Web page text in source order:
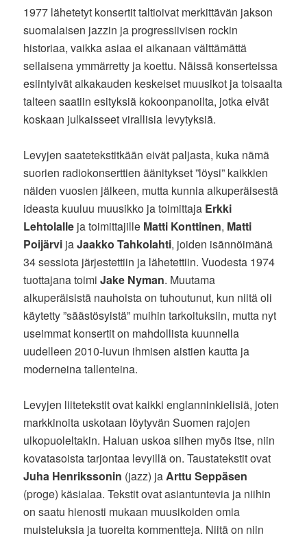
1977 lähetetyt konsertit taltioivat merkittävän jakson
suomalaisen jazzin ja progressiivisen rockin
historiaa, vaikka asiaa ei aikanaan välttämättä
sellaisena ymmärretty ja koettu. Näissä konserteissa
esiintyivät aikakauden keskeiset muusikot ja toisaalta
talteen saatiin esityksiä kokoonpanoilta, jotka eivät
koskaan julkaisseet virallisia levytyksiä.
Levyjen saatetekstitkään eivät paljasta, kuka nämä
suorien radiokonserttien äänitykset ”löysi” kaikkien
näiden vuosien jälkeen, mutta kunnia alkuperäisestä
ideasta kuuluu muusikko ja toimittaja Erkki
Lehtolalle ja toimittajille Matti Konttinen, Matti
Poijärvi jaJaakko Tahkolahti, joiden isännöimänä
34 sessiota järjestettiin ja lähetettiin. Vuodesta 1974
tuottajana toimiJake Nyman. Muutama
alkuperäisistä nauhoista on tuhoutunut, kun niitä oli
käytetty ”säästösyistä” muihin tarkoituksiin, mutta nyt
useimmat konsertit on mahdollista kuunnella
uudelleen 2010-luvun ihmisen aistien kautta ja
moderneina tallenteina.
Levyjen liitetekstit ovat kaikki englanninkielisiä, joten
markkinoita uskotaan löytyvän Suomen rajojen
ulkopuoleltakin. Haluan uskoa siihen myös itse, niin
kovatasoista tarjontaa levyillä on. Taustatekstit ovat
Juha Henrikssonin (jazz) jaArttu Seppäsen
(proge) käsialaa. Tekstit ovat asiantuntevia ja niihin
on saatu hienosti mukaan muusikoiden omia
muisteluksia ja tuoreita kommentteja. Niitä on niin